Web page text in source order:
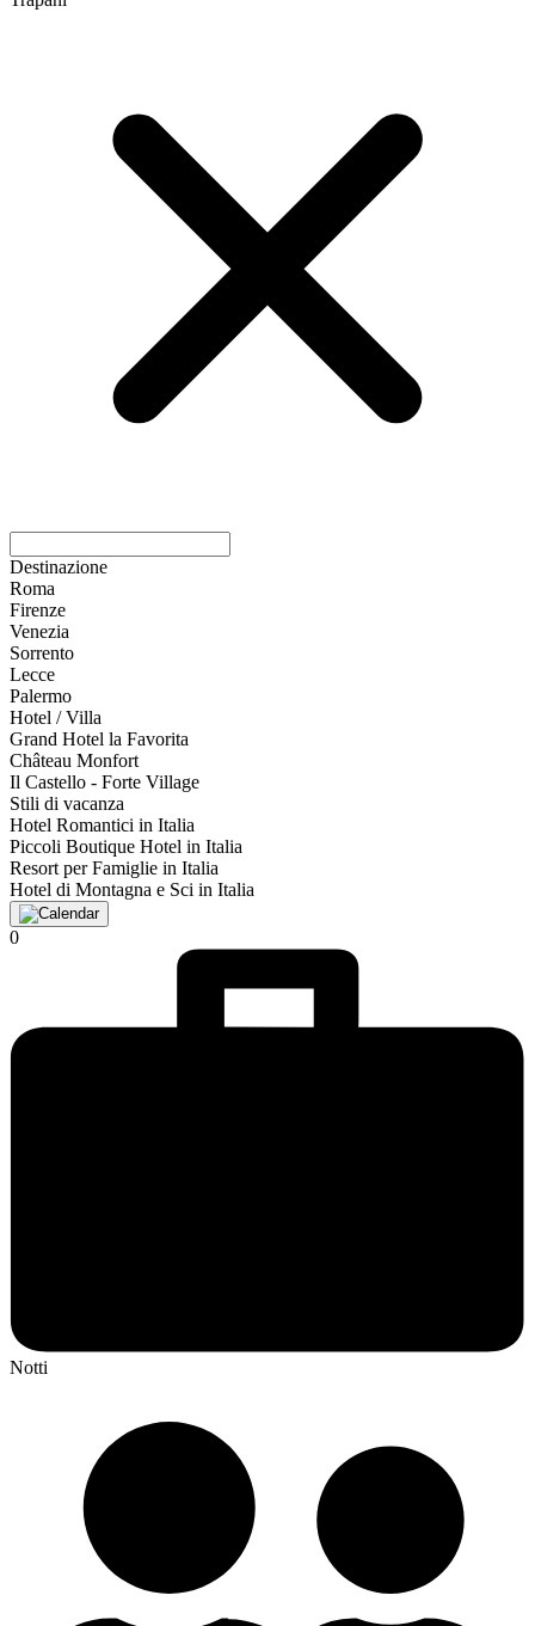
Destinazione
Roma
Firenze
Venezia
Sorrento
Lecce
Palermo
Hotel / Villa
Grand Hotel la Favorita
Château Monfort
Il Castello - Forte Village
Stili di vacanza
Hotel Romantici in Italia
Piccoli Boutique Hotel in Italia
Resort per Famiglie in Italia
Hotel di Montagna e Sci in Italia
0
Notti